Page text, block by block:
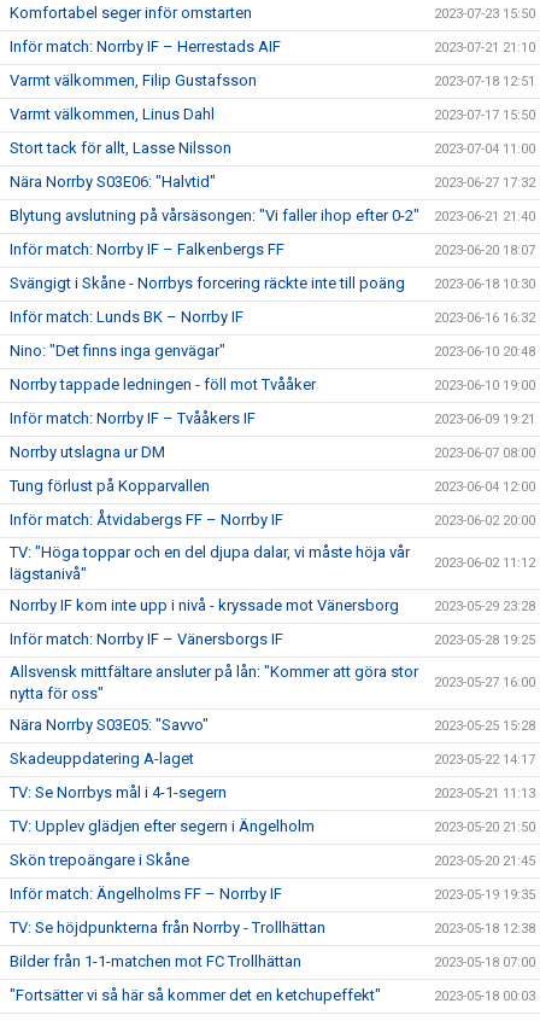
Komfortabel seger inför omstarten 2023-07-23 15:50
Inför match: Norrby IF – Herrestads AIF 2023-07-21 21:10
Varmt välkommen, Filip Gustafsson 2023-07-18 12:51
Varmt välkommen, Linus Dahl 2023-07-17 15:50
Stort tack för allt, Lasse Nilsson 2023-07-04 11:00
Nära Norrby S03E06: "Halvtid" 2023-06-27 17:32
Blytung avslutning på vårsäsongen: "Vi faller ihop efter 0-2" 2023-06-21 21:40
Inför match: Norrby IF – Falkenbergs FF 2023-06-20 18:07
Svängigt i Skåne - Norrbys forcering räckte inte till poäng 2023-06-18 10:30
Inför match: Lunds BK – Norrby IF 2023-06-16 16:32
Nino: "Det finns inga genvägar" 2023-06-10 20:48
Norrby tappade ledningen - föll mot Tvååker 2023-06-10 19:00
Inför match: Norrby IF – Tvååkers IF 2023-06-09 19:21
Norrby utslagna ur DM 2023-06-07 08:00
Tung förlust på Kopparvallen 2023-06-04 12:00
Inför match: Åtvidabergs FF – Norrby IF 2023-06-02 20:00
TV: "Höga toppar och en del djupa dalar, vi måste höja vår
lägstanivå"
2023-06-02 11:12
Norrby IF kom inte upp i nivå - kryssade mot Vänersborg 2023-05-29 23:28
Inför match: Norrby IF – Vänersborgs IF 2023-05-28 19:25
Allsvensk mittfältare ansluter på lån: "Kommer att göra stor
nytta för oss"
2023-05-27 16:00
Nära Norrby S03E05: "Savvo" 2023-05-25 15:28
Skadeuppdatering A-laget 2023-05-22 14:17
TV: Se Norrbys mål i 4-1-segern 2023-05-21 11:13
TV: Upplev glädjen efter segern i Ängelholm 2023-05-20 21:50
Skön trepoängare i Skåne 2023-05-20 21:45
Inför match: Ängelholms FF – Norrby IF 2023-05-19 19:35
TV: Se höjdpunkterna från Norrby - Trollhättan 2023-05-18 12:38
Bilder från 1-1-matchen mot FC Trollhättan 2023-05-18 07:00
"Fortsätter vi så här så kommer det en ketchupeffekt" 2023-05-18 00:03